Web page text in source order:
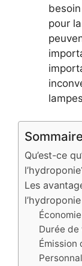
pour
Sommaire
Qu’est-ce
Les
l’hydroponie
Durée de
Émission